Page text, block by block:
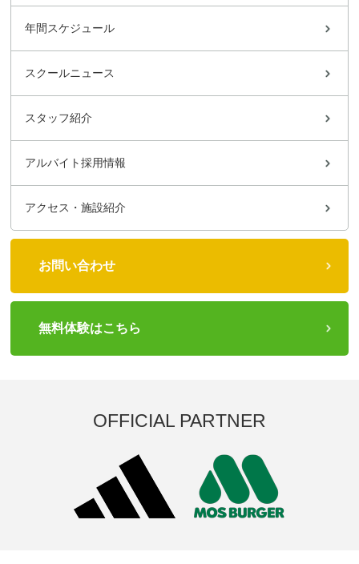
年間スケジュール
スクールニュース
スタッフ紹介
アルバイト採用情報
アクセス・施設紹介
お問い合わせ
無料体験はこちら
OFFICIAL PARTNER